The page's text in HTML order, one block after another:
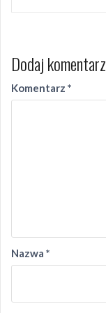
Dodaj komentarz
Komentarz *
Nazwa *